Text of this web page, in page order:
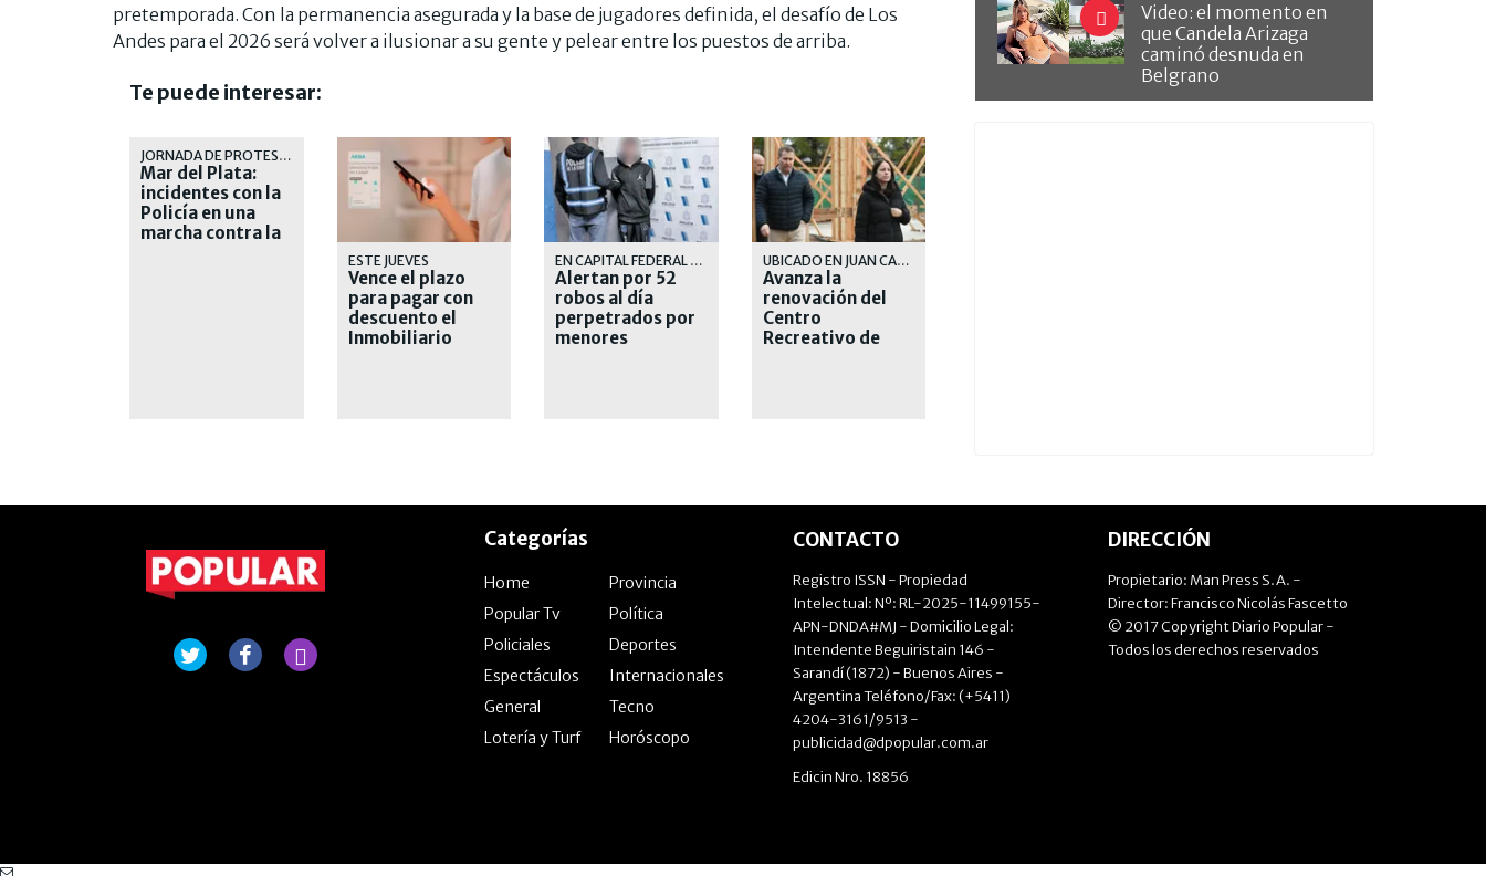
pretemporada. Con la permanencia asegurada y la base de jugadores definida, el desafío de Los
Andes para el 2026 será volver a ilusionar a su gente y pelear entre los puestos de arriba.
Te puede interesar:
JORNADA DE PROTESTA
Mar del Plata:
incidentes con la
Policía en una
marcha contra la
ESTE JUEVES
Vence el plazo
para pagar con
descuento el
Inmobiliario
EN CAPITAL FEDERAL Y PROVINCIA DE BUENOS AIRES
Alertan por 52
robos al día
perpetrados por
menores
UBICADO EN JUAN CARLOS CRUZ 225, EN INMEDIACIONES DEL PASEO DE LA COSTA
Avanza la
renovación del
Centro
Recreativo de
Video: el momento en
que Candela Arizaga
caminó desnuda en
Belgrano
Categorías
Home
Provincia
Popular Tv
Política
Policiales
Deportes
Espectáculos
Internacionales
General
Tecno
Lotería y Turf
Horóscopo
CONTACTO
Registro ISSN - Propiedad
Intelectual: Nº: RL-2025-11499155-
APN-DNDA#MJ - Domicilio Legal:
Intendente Beguiristain 146 -
Sarandí (1872) - Buenos Aires -
Argentina Teléfono/Fax: (+5411)
4204-3161/9513 -
publicidad@dpopular.com.ar
Edicin Nro. 18856
DIRECCIÓN
Propietario: Man Press S.A. -
Director: Francisco Nicolás Fascetto
© 2017 Copyright Diario Popular -
Todos los derechos reservados